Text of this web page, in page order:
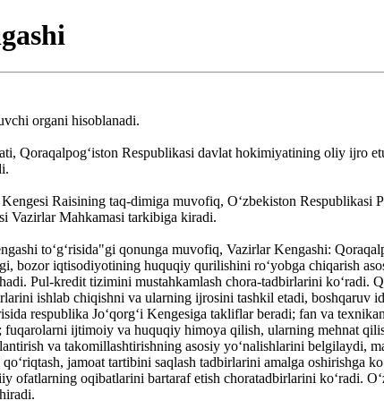
organi hisoblanadi.
Qoraqalpogʻiston Respublikasi davlat hokimiyatining oliy ijro
Raisining taq-dimiga muvofiq, Oʻzbekiston Respublikasi
Vazirlar Mahkamasi tarkibiga kiradi.
toʻgʻrisida"gi qonunga muvofiq, Vazirlar Kengashi:
bozor iqtisodiyotining huquqiy qurilishini roʻyobga chiqarish
Pul-kredit tizimini mustahkamlash chora-tadbirlarini koʻradi.
ishlab chiqishni va ularning ijrosini tashkil etadi, boshqaruv
respublika Joʻqorgʻi Kengesiga takliflar beradi; fan va
ijtimoiy va huquqiy himoya qilish, ularning mehnat
va takomillashtirishning asosiy yoʻnalishlarini belgilaydi,
jamoat tartibini saqlash tadbirlarini amalga oshirishga
oqibatlarini bartaraf etish choratadbirlarini koʻradi.